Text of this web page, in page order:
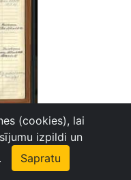
(cookies), lai
izpildi un
Sapratu